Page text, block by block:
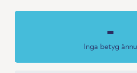
-
Inga betyg ännu